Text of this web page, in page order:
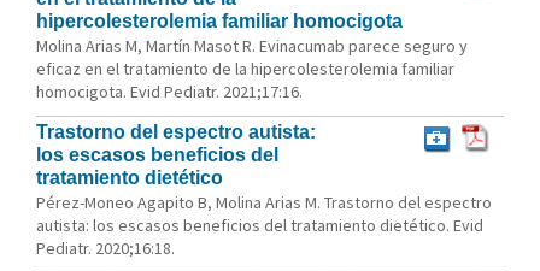
hipercolesterolemia familiar homocigota
Molina Arias M, Martín Masot R. Evinacumab parece seguro y
eficaz en el tratamiento de la hipercolesterolemia familiar
homocigota. Evid Pediatr. 2021;17:16.
Trastorno del espectro autista:
los escasos beneficios del
tratamiento dietético
Pérez-Moneo Agapito B, Molina Arias M. Trastorno del espectro
autista: los escasos beneficios del tratamiento dietético. Evid
Pediatr. 2020;16:18.